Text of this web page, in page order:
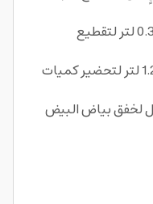
سعة مفرمة/مطحنة متعددة: 0.35 لتر لتقطيع
سعة وعاء معالجة/وعاء كبير: 1.25 لتر لتحضير كميات
بياض البيض